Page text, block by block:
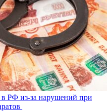
в РФ из-за нарушений при